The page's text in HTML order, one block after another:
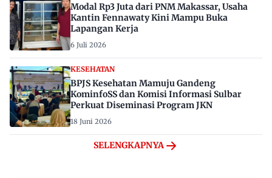
Modal Rp3 Juta dari PNM Makassar, Usaha
Kantin Fennawaty Kini Mampu Buka
Lapangan Kerja
6 Juli 2026
KESEHATAN
BPJS Kesehatan Mamuju Gandeng
KominfoSS dan Komisi Informasi Sulbar
Perkuat Diseminasi Program JKN
18 Juni 2026
SELENGKAPNYA